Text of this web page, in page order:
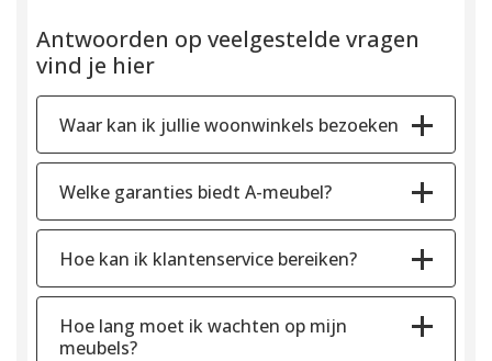
Antwoorden op veelgestelde vragen
vind je hier
Waar kan ik jullie woonwinkels bezoeken
Welke garanties biedt A-meubel?
Hoe kan ik klantenservice bereiken?
Hoe lang moet ik wachten op mijn
meubels?